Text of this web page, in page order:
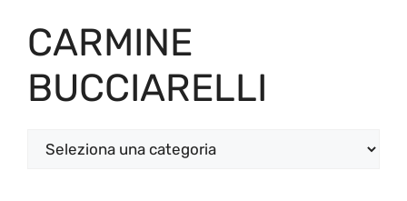
CARMINE
BUCCIARELLI
Categorie